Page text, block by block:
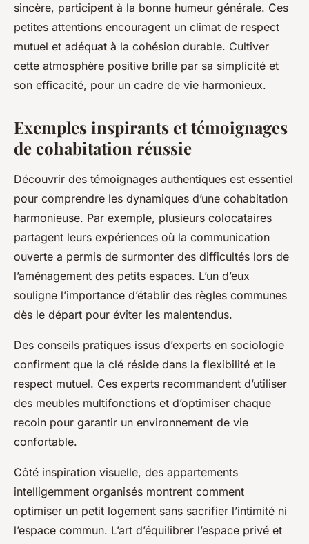
sincère, participent à la bonne humeur générale. Ces
petites attentions encouragent un climat de respect
mutuel et adéquat à la cohésion durable. Cultiver
cette atmosphère positive brille par sa simplicité et
son efficacité, pour un cadre de vie harmonieux.
Exemples inspirants et témoignages
de cohabitation réussie
Découvrir des témoignages authentiques est essentiel
pour comprendre les dynamiques d’une cohabitation
harmonieuse. Par exemple, plusieurs colocataires
partagent leurs expériences où la communication
ouverte a permis de surmonter des difficultés lors de
l’aménagement des petits espaces. L’un d’eux
souligne l’importance d’établir des règles communes
dès le départ pour éviter les malentendus.
Des conseils pratiques issus d’experts en sociologie
confirment que la clé réside dans la flexibilité et le
respect mutuel. Ces experts recommandent d’utiliser
des meubles multifonctions et d’optimiser chaque
recoin pour garantir un environnement de vie
confortable.
Côté inspiration visuelle, des appartements
intelligemment organisés montrent comment
optimiser un petit logement sans sacrifier l’intimité ni
l’espace commun. L’art d’équilibrer l’espace privé et